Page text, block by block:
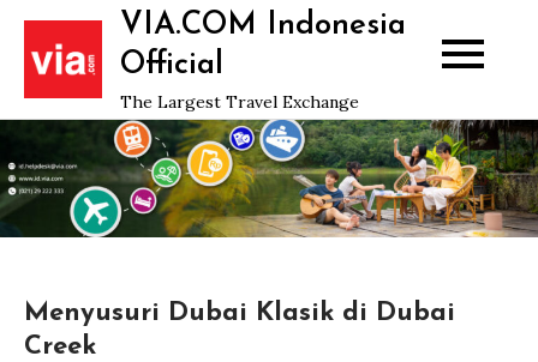
Skip
content
VIA.COM Indonesia
Official
The Largest Travel Exchange
Menyusuri Dubai Klasik di Dubai
Creek